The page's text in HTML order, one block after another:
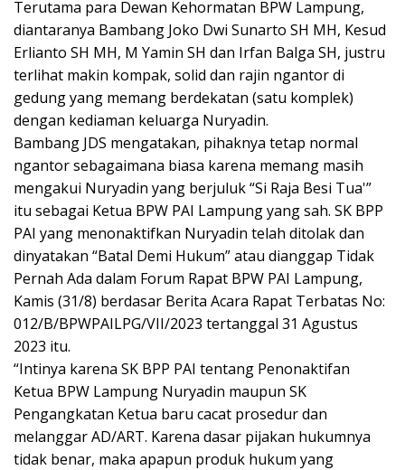
Terutama para Dewan Kehormatan BPW Lampung,
diantaranya Bambang Joko Dwi Sunarto SH MH, Kesud
Erlianto SH MH, M Yamin SH dan Irfan Balga SH, justru
terlihat makin kompak, solid dan rajin ngantor di
gedung yang memang berdekatan (satu komplek)
dengan kediaman keluarga Nuryadin.
Bambang JDS mengatakan, pihaknya tetap normal
ngantor sebagaimana biasa karena memang masih
mengakui Nuryadin yang berjuluk “Si Raja Besi Tua'”
itu sebagai Ketua BPW PAI Lampung yang sah. SK BPP
PAI yang menonaktifkan Nuryadin telah ditolak dan
dinyatakan “Batal Demi Hukum” atau dianggap Tidak
Pernah Ada dalam Forum Rapat BPW PAI Lampung,
Kamis (31/8) berdasar Berita Acara Rapat Terbatas No:
012/B/BPWPAILPG/VII/2023 tertanggal 31 Agustus
2023 itu.
“Intinya karena SK BPP PAI tentang Penonaktifan
Ketua BPW Lampung Nuryadin maupun SK
Pengangkatan Ketua baru cacat prosedur dan
melanggar AD/ART. Karena dasar pijakan hukumnya
tidak benar, maka apapun produk hukum yang